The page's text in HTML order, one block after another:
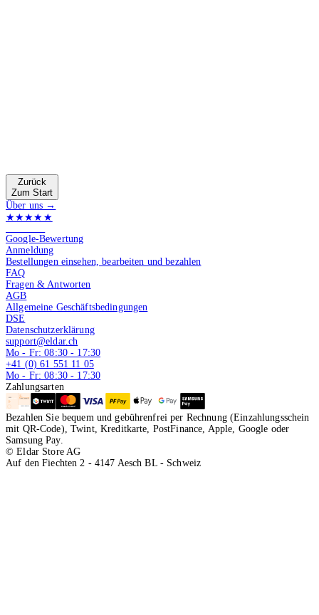
Zurück
Zum Start
Über uns →
★★★★★
Google-Bewertung
Anmeldung
Bestellungen einsehen, bearbeiten und bezahlen
FAQ
Fragen & Antworten
AGB
Allgemeine Geschäftsbedingungen
DSE
Datenschutzerklärung
support@eldar.ch
Mo - Fr: 08:30 - 17:30
+41 (0) 61 551 11 05
Mo - Fr: 08:30 - 17:30
Zahlungsarten
Bezahlen Sie bequem und gebührenfrei per Rechnung (Einzahlungsschein
mit QR-Code), Twint, Kreditkarte, PostFinance, Apple, Google oder
Samsung Pay.
© Eldar Store AG
Auf den Fiechten 2 - 4147 Aesch BL - Schweiz